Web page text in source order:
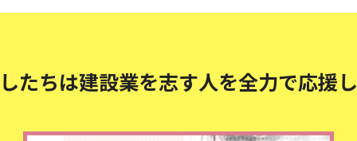
たちは建設業を志す人を全力で応援